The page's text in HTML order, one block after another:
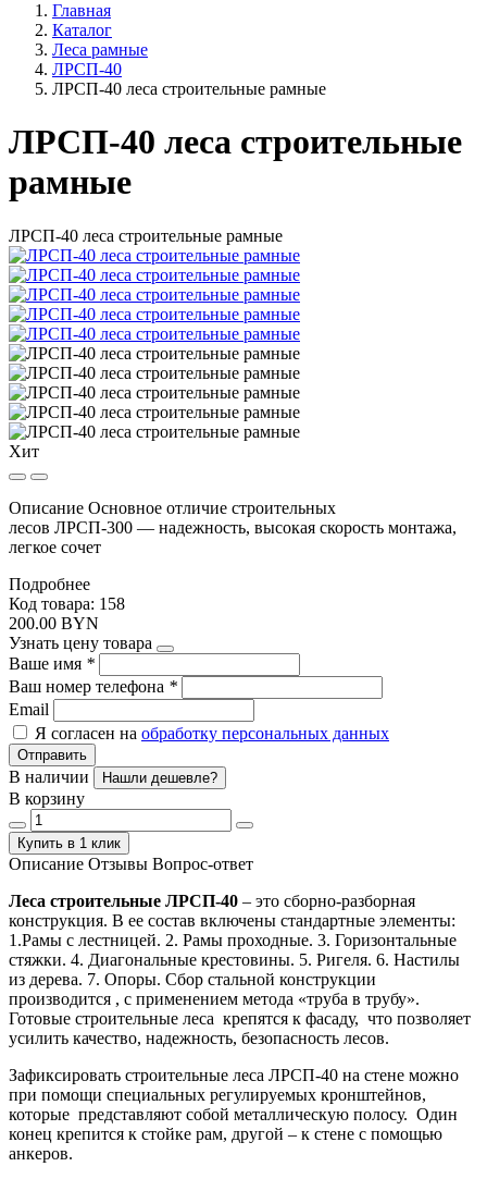
Главная
Каталог
Леса рамные
ЛРСП-40
ЛРСП-40 леса строительные рамные
ЛРСП-40 леса строительные
рамные
ЛРСП-40 леса строительные рамные
Хит
Описание Основное отличие строительных
лесов ЛРСП-300 — надежность, высокая скорость монтажа,
легкое сочет
Подробнее
Код товара: 158
200.00 BYN
Узнать цену товара
Ваше имя *
Ваш номер телефона *
Email
Я согласен на обработку персональных данных
Отправить
В наличии Нашли дешевле?
В корзину
Купить в 1 клик
Описание Отзывы Вопрос-ответ
Леса строительные ЛРСП-40 – это сборно-разборная
конструкция. В ее состав включены стандартные элементы:
1.Рамы с лестницей. 2. Рамы проходные. 3. Горизонтальные
стяжки. 4. Диагональные крестовины. 5. Ригеля. 6. Настилы
из дерева. 7. Опоры. Сбор стальной конструкции
производится , с применением метода «труба в трубу».
Готовые строительные леса крепятся к фасаду, что позволяет
усилить качество, надежность, безопасность лесов.
Зафиксировать строительные леса ЛРСП-40 на стене можно
при помощи специальных регулируемых кронштейнов,
которые представляют собой металлическую полосу. Один
конец крепится к стойке рам, другой – к стене с помощью
анкеров.